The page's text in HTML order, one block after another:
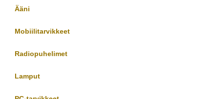
Ääni
Mobiilitarvikkeet
Radiopuhelimet
Lamput